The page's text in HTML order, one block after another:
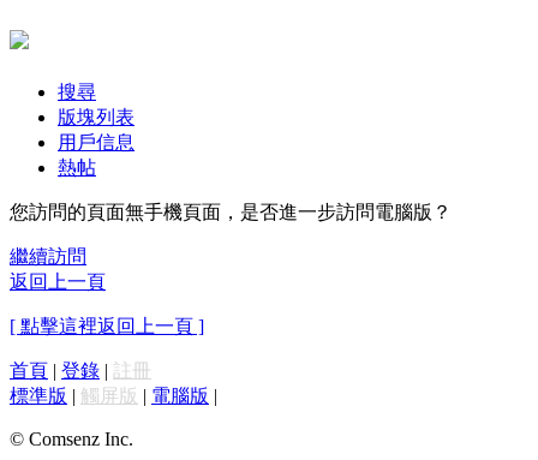
搜尋
版塊列表
用戶信息
熱帖
您訪問的頁面無手機頁面，是否進一步訪問電腦版？
繼續訪問
返回上一頁
[ 點擊這裡返回上一頁 ]
首頁 | 登錄 | 註冊
標準版 | 觸屏版 | 電腦版 |
© Comsenz Inc.